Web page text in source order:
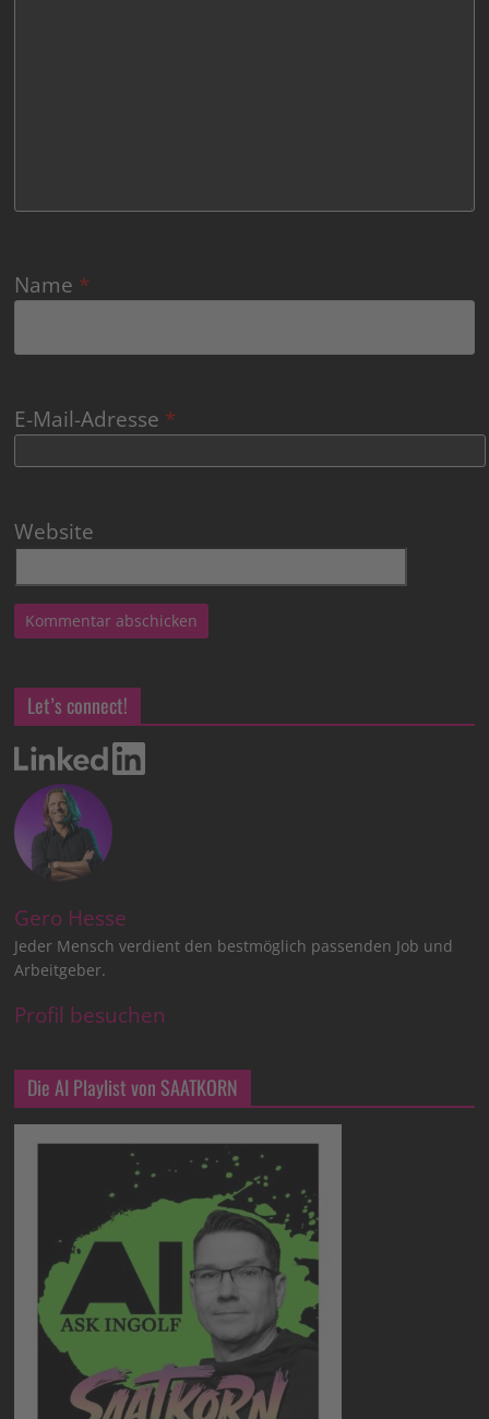
Name *
E-Mail-Adresse *
Website
Let’s connect!
Gero Hesse
Jeder Mensch verdient den bestmöglich passenden Job und
Arbeitgeber.
Profil besuchen
Die AI Playlist von SAATKORN